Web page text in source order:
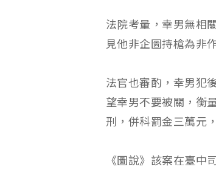
法院考量，幸男無相
見他非企圖持槍為非
法官也審酌，幸男犯
望幸男不要被關，衡
刑，併科罰金三萬元
《圖說》該案在臺中